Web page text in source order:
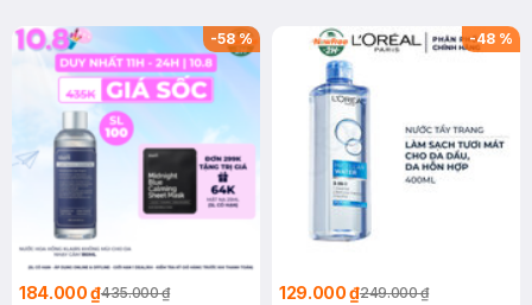
-58%
184.000 ₫435.000 ₫
-48 %
129.000 ₫249.000 ₫